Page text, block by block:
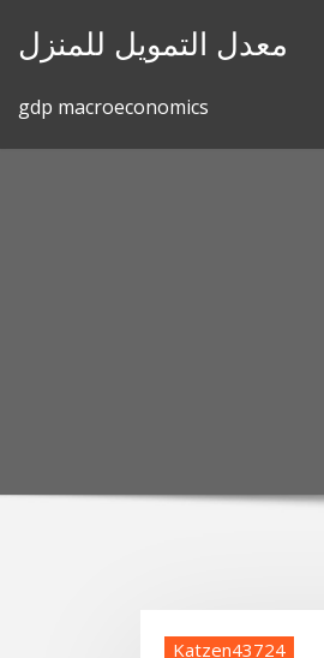
معدل التمويل للمنزل
gdp macroeconomics
Katzen43724